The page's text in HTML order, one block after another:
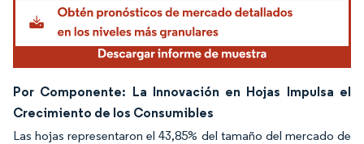
Por Componente: La Innovación en Hojas Impulsa el
Crecimiento de los Consumibles
Las hojas representaron el 43,85% del tamaño del mercado de